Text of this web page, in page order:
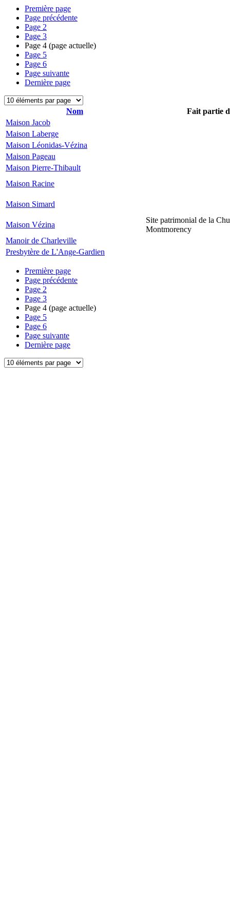
Première page
Page précédente
Page 2
Page 3
Page 4 (page actuelle)
Page 5
Page 6
Page suivante
Dernière page
Nom
Fait partie
Maison Jacob
Maison Laberge
Maison Léonidas-Vézina
Maison Pageau
Maison Pierre-Thibault
Maison Racine
Maison Simard
Maison Vézina
Site patrimonial de la
Montmorency
Manoir de Charleville
Presbytère de L'Ange-Gardien
Première page
Page précédente
Page 2
Page 3
Page 4 (page actuelle)
Page 5
Page 6
Page suivante
Dernière page